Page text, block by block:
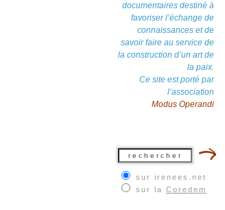
documentaires destiné à
favoriser l’échange de
connaissances et de
savoir faire au service de
la construction d’un art de
la paix.
Ce site est porté par
l’association
Modus Operandi
sur irenees.net
sur la Coredem